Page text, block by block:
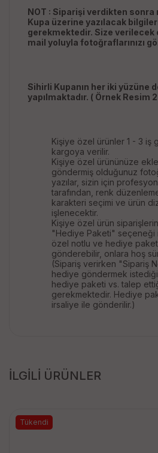
NOT : Siparişi verdikten
Kupa üzerine yazılacak
gerekmektedir. Size verilecek
mail yoluyla fotoğraflarınızı
Sihirli Kupanın her iki yüzüne
yapılmaktadır. ( Örnek Resim 2
Kişiye özel ürünler 1 - 3 iş
kargoya verilir.
Kişiye özel ürününüze
göndermiş olduğunuz
yazılar, sizin için
tarafından, renk
karakteri seçimi ve ürün
işlenecektir.
Kişiye özel ürün
"Hediye Paketi" seçeneği
özel notlu ve hediye
gönderebilir, onlara hoş
(Sipariş verirken "Sipariş
hediye göndermek
hediye paketi vs. talep
gerekmektedir. Hediye
irsaliye ile gönderilir.)
İLGİLİ ÜRÜNLER
Tükendi